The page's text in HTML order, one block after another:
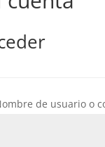
de usuario o